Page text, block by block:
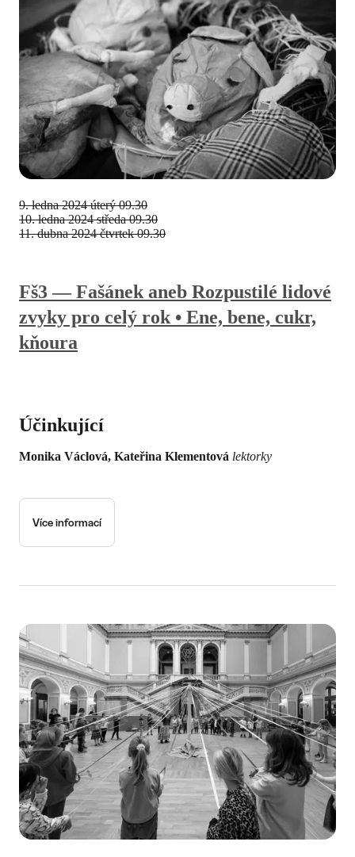
Fš3 — Fašánek aneb Rozpustilé lidové
zvyky pro celý rok • Ene, bene, cukr,
kňoura
Účinkující
Monika Václová, Kateřina Klementová lektorky
9. ledna 2024 úterý 09.30
10. ledna 2024 středa 09.30
11. dubna 2024 čtvrtek 09.30
Více informací